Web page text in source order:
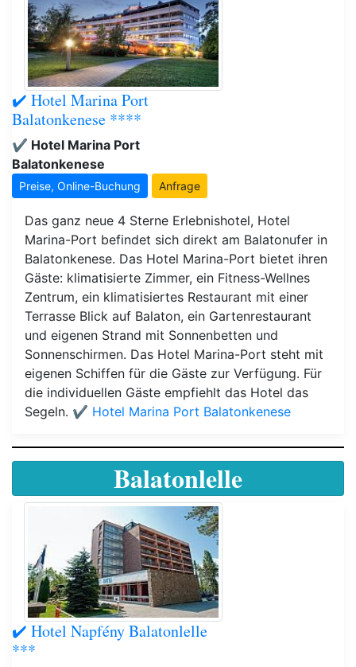
✔️ Hotel Marina Port
Balatonkenese ****
✔️ Hotel Marina Port
Balatonkenese
Preise, Online-Buchung Anfrage
Das ganz neue 4 Sterne Erlebnishotel, Hotel
Marina-Port befindet sich direkt am Balatonufer in
Balatonkenese. Das Hotel Marina-Port bietet ihren
Gäste: klimatisierte Zimmer, ein Fitness-Wellnes
Zentrum, ein klimatisiertes Restaurant mit einer
Terrasse Blick auf Balaton, ein Gartenrestaurant
und eigenen Strand mit Sonnenbetten und
Sonnenschirmen. Das Hotel Marina-Port steht mit
eigenen Schiffen für die Gäste zur Verfügung. Für
die individuellen Gäste empfiehlt das Hotel das
Segeln. ✔️ Hotel Marina Port Balatonkenese
Balatonlelle
✔️ Hotel Napfény Balatonlelle
***